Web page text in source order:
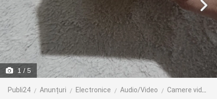
1 / 5
Publi24 Anunțuri Electronice Audio/Video Camere video